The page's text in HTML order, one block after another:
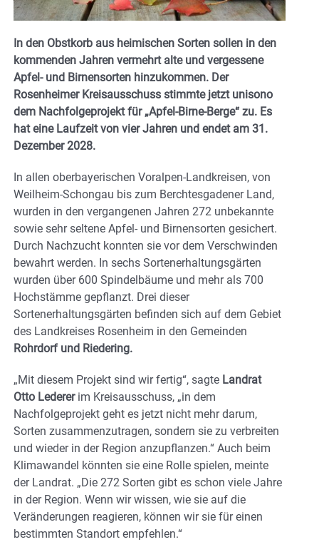
In den Obstkorb aus heimischen Sorten sollen in den
kommenden Jahren vermehrt alte und vergessene
Apfel- und Birnensorten hinzukommen. Der
Rosenheimer Kreisausschuss stimmte jetzt unisono
dem Nachfolgeprojekt für „Apfel-Birne-Berge“ zu. Es
hat eine Laufzeit von vier Jahren und endet am 31.
Dezember 2028.
In allen oberbayerischen Voralpen-Landkreisen, von
Weilheim-Schongau bis zum Berchtesgadener Land,
wurden in den vergangenen Jahren 272 unbekannte
sowie sehr seltene Apfel- und Birnensorten gesichert.
Durch Nachzucht konnten sie vor dem Verschwinden
bewahrt werden. In sechs Sortenerhaltungsgärten
wurden über 600 Spindelbäume und mehr als 700
Hochstämme gepflanzt. Drei dieser
Sortenerhaltungsgärten befinden sich auf dem Gebiet
des Landkreises Rosenheim in den Gemeinden
Rohrdorf und Riedering.
„Mit diesem Projekt sind wir fertig“, sagte Landrat
Otto Lederer im Kreisausschuss, „in dem
Nachfolgeprojekt geht es jetzt nicht mehr darum,
Sorten zusammenzutragen, sondern sie zu verbreiten
und wieder in der Region anzupflanzen.“ Auch beim
Klimawandel könnten sie eine Rolle spielen, meinte
der Landrat. „Die 272 Sorten gibt es schon viele Jahre
in der Region. Wenn wir wissen, wie sie auf die
Veränderungen reagieren, können wir sie für einen
bestimmten Standort empfehlen.“